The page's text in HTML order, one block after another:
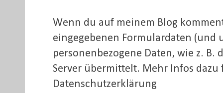
Wenn du auf meinem Blog
eingegebenen Formulardaten (und
personenbezogene Daten, wie z. B.
Server übermittelt. Mehr Infos
Datenschutzerklärung